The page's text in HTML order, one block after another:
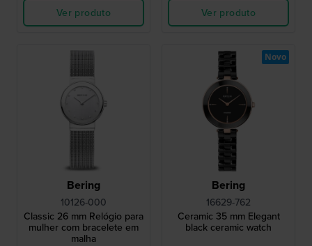
Ver produto
Ver produto
Bering
10126-000
Classic 26 mm Relógio para
mulher com bracelete em
malha
Bering
16629-762
Ceramic 35 mm Elegant
black ceramic watch
Novo